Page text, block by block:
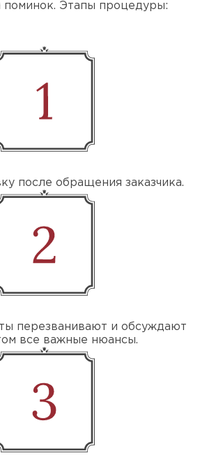
поминок. Этапы процедуры:
после обращения заказчика.
перезванивают и обсуждают
все важные нюансы.